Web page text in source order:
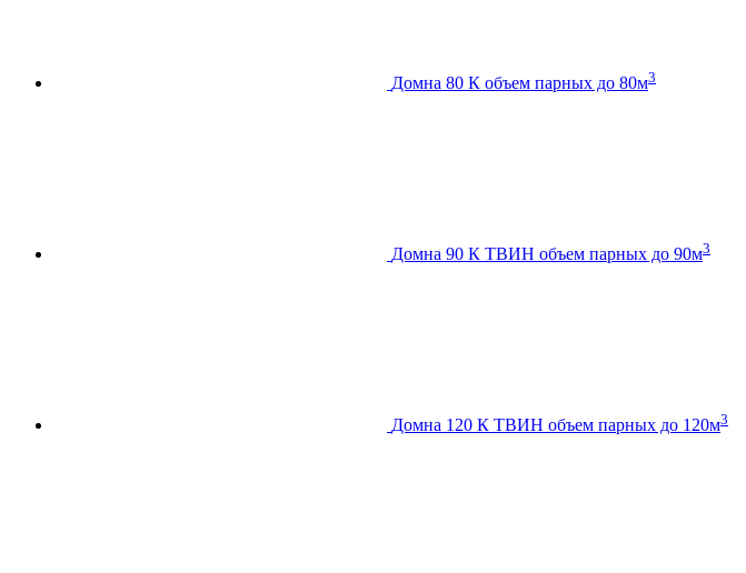
Домна 80 К объем парных до 80м3
Домна 90 К ТВИН объем парных до 90м3
Домна 120 К ТВИН объем парных до 120м3